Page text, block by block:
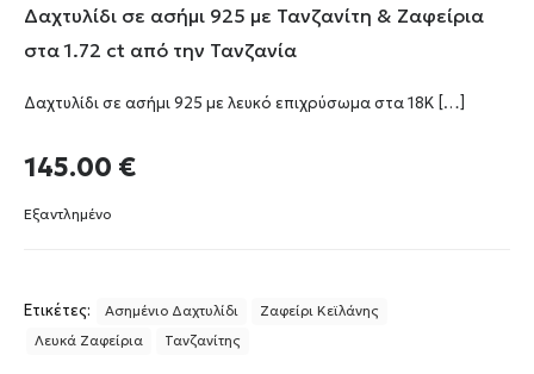
Δαχτυλίδι σε ασήμι 925 με Τανζανίτη & Ζαφείρια
στα 1.72 ct από την Τανζανία
Δαχτυλίδι σε ασήμι 925 με λευκό επιχρύσωμα στα 18Κ […]
145.00 €
Εξαντλημένο
Ετικέτες: Ασημένιο Δαχτυλίδι
Ζαφείρι Κεϊλάνης
Λευκά Ζαφείρια
Τανζανίτης